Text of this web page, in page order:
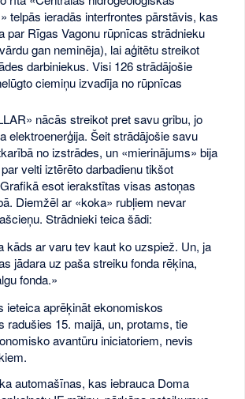
telpās ieradās interfrontes pārstāvis, kas
par Rīgas Vagonu rūpnīcas strādnieku
gan neminēja), lai aģitētu streikot
darbiniekus. Visi 126 strādājošie
ciemiņu izvadīja no rūpnīcas
nācās streikot pret savu gribu, jo
elektroenerģija. Šeit strādājošie savu
no izstrādes, un «mierinājums» bija
velti iztērēto darbadienu tikšot
esot ierakstītas visas astoņas
Diemžēl ar «koka» rubļiem nevar
Strādnieki teica šādi:
kāds ar varu tev kaut ko uzspiež. Un, ja
jādara uz paša streiku fonda rēķina,
fonda.»
ieteica aprēķināt ekonomiskos
radušies 15. maijā, un, protams, tie
avantūru iniciatoriem, nevis
automašīnas, kas iebrauca Doma